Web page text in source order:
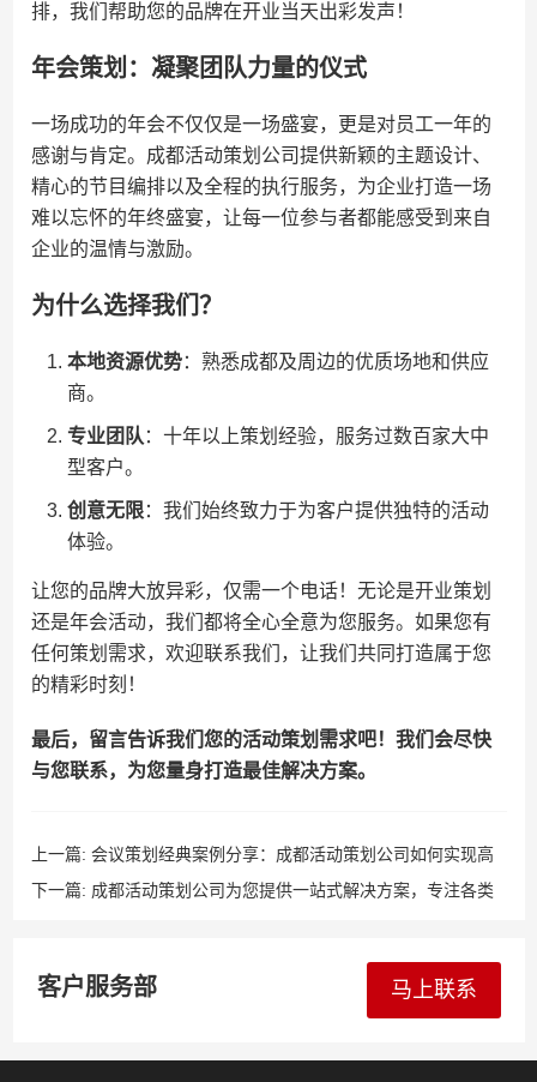
排，我们帮助您的品牌在开业当天出彩发声！
年会策划：凝聚团队力量的仪式
一场成功的年会不仅仅是一场盛宴，更是对员工一年的
感谢与肯定。成都活动策划公司提供新颖的主题设计、
精心的节目编排以及全程的执行服务，为企业打造一场
难以忘怀的年终盛宴，让每一位参与者都能感受到来自
企业的温情与激励。
为什么选择我们？
本地资源优势：熟悉成都及周边的优质场地和供应
商。
专业团队 ：十年以上策划经验，服务过数百家大中
型客户。
创意无限：我们始终致力于为客户提供独特的活动
体验。
让您的品牌大放异彩，仅需一个电话！无论是开业策划
还是年会活动，我们都将全心全意为您服务。如果您有
任何策划需求，欢迎联系我们，让我们共同打造属于您
的精彩时刻！
最后，留言告诉我们您的活动策划需求吧！我们会尽快
与您联系，为您量身打造最佳解决方案。
上一篇: 会议策划经典案例分享：成都活动策划公司如何实现高
效落地？
下一篇: 成都活动策划公司为您提供一站式解决方案，专注各类
客户服务部 马上联系